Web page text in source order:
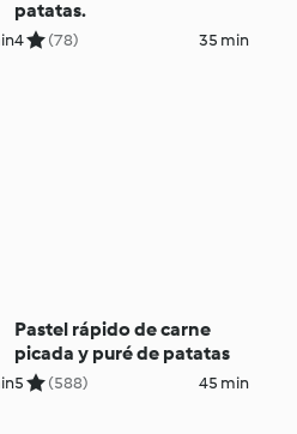
patatas.
4 (78) 35 min
Pastel rápido de carne
picada y puré de patatas
5 (588) 45 min